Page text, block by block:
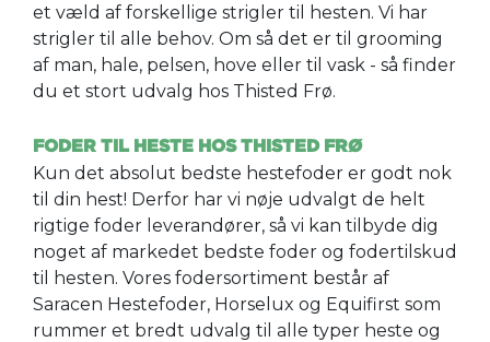
et væld af forskellige strigler til hesten. Vi har
strigler til alle behov. Om så det er til grooming
af man, hale, pelsen, hove eller til vask - så finder
du et stort udvalg hos Thisted Frø.
FODER TIL HESTE HOS THISTED FRØ
Kun det absolut bedste hestefoder er godt nok
til din hest! Derfor har vi nøje udvalgt de helt
rigtige foder leverandører, så vi kan tilbyde dig
noget af markedet bedste foder og fodertilskud
til hesten. Vores fodersortiment består af
Saracen Hestefoder, Horselux og Equifirst som
rummer et bredt udvalg til alle typer heste og